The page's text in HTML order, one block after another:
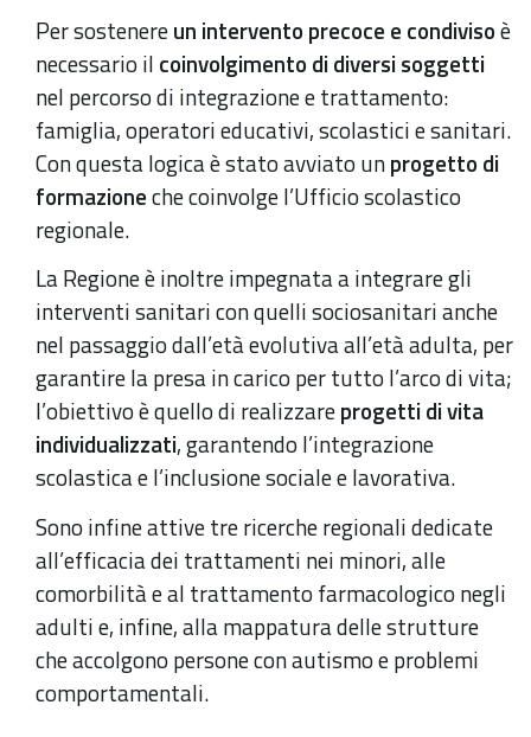
Per sostenereun intervento precoce e condivisoè
necessario il coinvolgimento di diversi soggetti
nel percorso di integrazione e trattamento:
famiglia, operatori educativi, scolastici e sanitari.
Con questa logica è stato avviato unprogetto di
formazioneche coinvolge l’Ufficio scolastico
regionale.
La Regione è inoltre impegnata a integrare gli
interventi sanitari con quelli sociosanitari anche
nel passaggio dall’età evolutiva all’età adulta, per
garantire la presa in carico per tutto l’arco di vita;
l’obiettivo è quello di realizzareprogetti di vita
individualizzati, garantendo l’integrazione
scolastica e l’inclusione sociale e lavorativa.
Sono infine attive tre ricerche regionali dedicate
all’efficacia dei trattamenti nei minori, alle
comorbilità e al trattamento farmacologico negli
adulti e, infine, alla mappatura delle strutture
che accolgono persone con autismo e problemi
comportamentali.